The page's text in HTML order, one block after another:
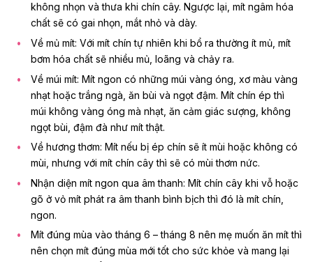
không nhọn và thưa khi chín cây. Ngược lại, mít ngâm hóa
chất sẽ có gai nhọn, mắt nhỏ và dày.
Về mủ mít: Với mít chín tự nhiên khi bổ ra thường ít mủ, mít
bơm hóa chất sẽ nhiều mủ, loãng và chảy ra.
Về múi mít: Mít ngon có những múi vàng óng, xơ màu vàng
nhạt hoặc trắng ngà, ăn bùi và ngọt đậm. Mít chín ép thì
múi không vàng óng mà nhạt, ăn cảm giác sượng, không
ngọt bùi, đậm đà như mít thật.
Về hương thơm: Mít nếu bị ép chín sẽ ít mùi hoặc không có
mùi, nhưng với mít chín cây thì sẽ có mùi thơm nức.
Nhận diện mít ngon qua âm thanh: Mít chín cây khi vỗ hoặc
gõ ở vỏ mít phát ra âm thanh bình bịch thì đó là mít chín,
ngon.
Mít đúng mùa vào tháng 6 – tháng 8 nên mẹ muốn ăn mít thì
nên chọn mít đúng mùa mới tốt cho sức khỏe và mang lại